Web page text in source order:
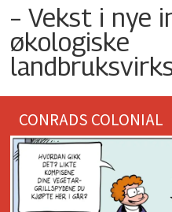
– Vekst i nye
økologiske
CONRADS COLONIAL